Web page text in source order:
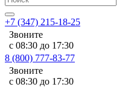
+7 (347) 215-18-25
Звоните
с 08:30 до 17:30
8 (800) 777-83-77
Звоните
с 08:30 до 17:30